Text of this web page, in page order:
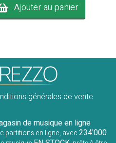
Ajouter au panier
générales de vente
de musique en ligne
partitions en ligne, avec234'000